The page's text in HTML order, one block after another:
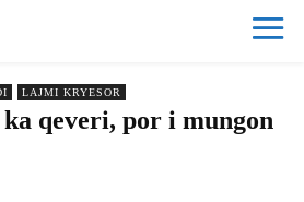
LAJMI KRYESOR
qeveri, por i mungon